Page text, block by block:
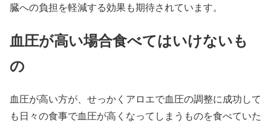
臓への負担を軽減する効果も期待されています。
血圧が高い場合食べてはいけないも
の
血圧が高い方が、せっかくアロエで血圧の調整に成功して
も日々の食事で血圧が高くなってしまうものを食べていた